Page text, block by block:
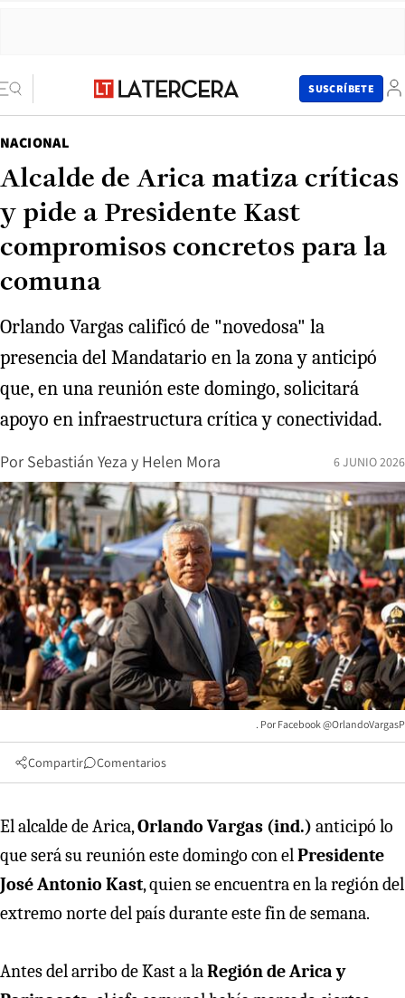
SUSCRÍBETE
NACIONAL
Alcalde de Arica matiza críticas
y pide a Presidente Kast
compromisos concretos para la
comuna
Orlando Vargas calificó de "novedosa" la
presencia del Mandatario en la zona y anticipó
que, en una reunión este domingo, solicitará
apoyo en infraestructura crítica y conectividad.
Por Sebastián Yeza y Helen Mora 6 JUNIO 2026
Facebook @OrlandoVargasP
Compartir Comentarios
El alcalde de Arica,Orlando Vargas (ind.) anticipó lo
que será su reunión este domingo con elPresidente
José Antonio Kast, quien se encuentra en la región del
extremo norte del país durante este fin de semana.
Antes del arribo de Kast a laRegión de Arica y